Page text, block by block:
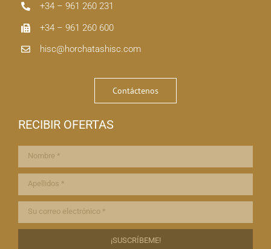
+34 – 961 260 231
+34 – 961 260 600
hisc@horchatashisc.com
Contáctenos
RECIBIR OFERTAS